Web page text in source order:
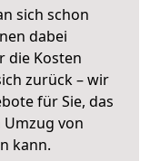
sich schon
dabei
die Kosten
zurück – wir
für Sie, das
von
kann.